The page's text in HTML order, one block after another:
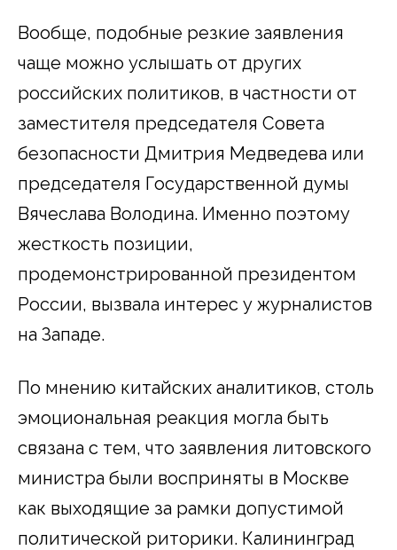
Вообще, подобные резкие заявления
чаще можно услышать от других
российских политиков, в частности от
заместителя председателя Совета
безопасности Дмитрия Медведева или
председателя Государственной думы
Вячеслава Володина. Именно поэтому
жесткость позиции,
продемонстрированной президентом
России, вызвала интерес у журналистов
на Западе.
По мнению китайских аналитиков, столь
эмоциональная реакция могла быть
связана с тем, что заявления литовского
министра были восприняты в Москве
как выходящие за рамки допустимой
политической риторики. Калининград